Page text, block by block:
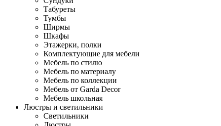
Табуреты
Тумбы
Ширмы
Шкафы
Этажерки, полки
Комплектующие для мебели
Мебель по стилю
Мебель по материалу
Мебель по коллекции
Мебель от Garda Decor
Мебель школьная
Люстры и светильники
Светильники